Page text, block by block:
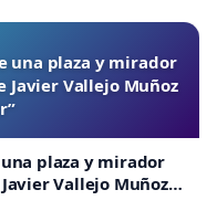
una plaza y mirador
Javier Vallejo Muñoz
plaza y mirador
Vallejo Muñoz